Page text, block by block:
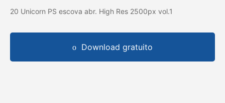
20 Unicorn PS escova abr. High Res 2500px vol.1
Download gratuito